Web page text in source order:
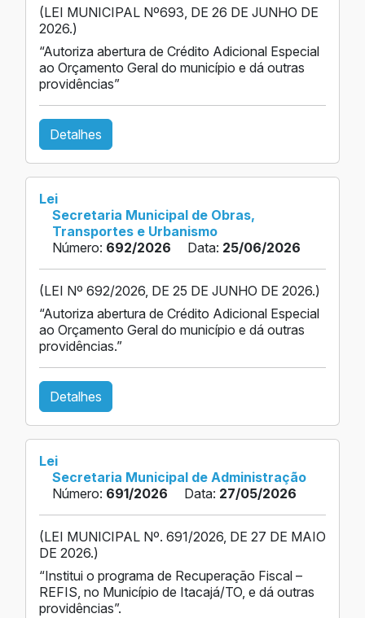
(LEI MUNICIPAL Nº693, DE 26 DE JUNHO DE
2026.)
“Autoriza abertura de Crédito Adicional Especial
ao Orçamento Geral do município e dá outras
providências”
Detalhes
Lei
Secretaria Municipal de Obras,
Transportes e Urbanismo
Número: 692/2026 Data: 25/06/2026
(LEI Nº 692/2026, DE 25 DE JUNHO DE 2026.)
“Autoriza abertura de Crédito Adicional Especial
ao Orçamento Geral do município e dá outras
providências.”
Detalhes
Lei
Secretaria Municipal de Administração
Número: 691/2026 Data: 27/05/2026
(LEI MUNICIPAL Nº. 691/2026, DE 27 DE MAIO
DE 2026.)
“Institui o programa de Recuperação Fiscal –
REFIS, no Município de Itacajá/TO, e dá outras
providências”.